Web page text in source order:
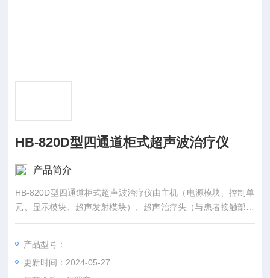
HB-820D型四通道柜式超声波治疗仪
产品简介
​HB-820D型四通道柜式超声波治疗仪由主机（电源模块、控制单
元、显示模块、超声发射模块）、超声治疗头（与患者接触部分
为304不锈钢和医用硅胶）组成。按通道数和外观形式不同分为5
产品型号：
更新时间：2024-05-27